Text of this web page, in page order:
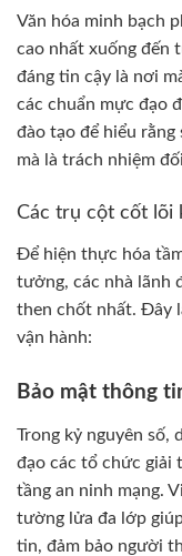
Văn hóa minh bạch
cao nhất xuống đến
đáng tin cậy là nơi
các chuẩn mực đạo
đào tạo để hiểu
mà là trách nhiệm
Các trụ cột cốt lõi
Để hiện thực hóa
tưởng, các nhà lãnh
then chốt nhất. Đây
vận hành:
Bảo mật thông
Trong kỷ nguyên số,
đạo các tổ chức giải
tầng an ninh mạng.
tường lửa đa lớp
tin, đảm bảo người